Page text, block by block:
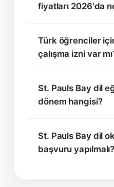
fiyatları 2026'da
Türk öğrenciler
çalışma izni var
St. Pauls Bay dil
dönem hangisi?
St. Pauls Bay dil
başvuru yapılmalı?